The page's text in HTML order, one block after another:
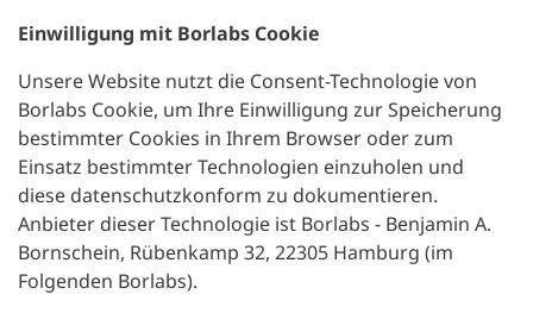
Einwilligung mit Borlabs Cookie
Unsere Website nutzt die Consent-Technologie von
Borlabs Cookie, um Ihre Einwilligung zur Speicherung
bestimmter Cookies in Ihrem Browser oder zum
Einsatz bestimmter Technologien einzuholen und
diese datenschutzkonform zu dokumentieren.
Anbieter dieser Technologie ist Borlabs - Benjamin A.
Bornschein, Rübenkamp 32, 22305 Hamburg (im
Folgenden Borlabs).